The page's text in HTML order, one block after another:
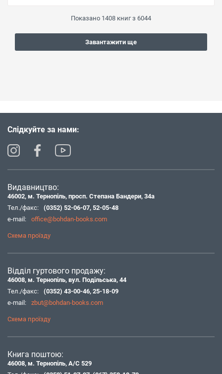
Показано 1408 книг з 6044
Завантажити ще
Слідкуйте за нами:
Видавництво:
46002, м. Тернопіль, просп. Степана Бандери, 34а
Тел./факс:
(0352) 52-06-07, 52-05-48
e-mail:
office@bohdan-books.com
Схема проїзду
Відділ гуртового продажу:
46008, м. Тернопіль, вул. Подільська, 44
Тел./факс:
(0352) 43-00-46, 25-18-09
e-mail:
zbut@bohdan-books.com
Схема проїзду
Книга поштою:
46008, м. Тернопіль, А/С 529